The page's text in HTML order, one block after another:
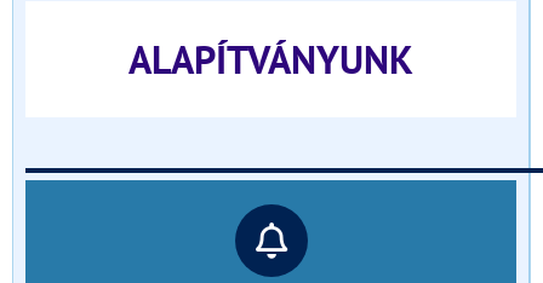
ALAPÍTVÁNYUNK